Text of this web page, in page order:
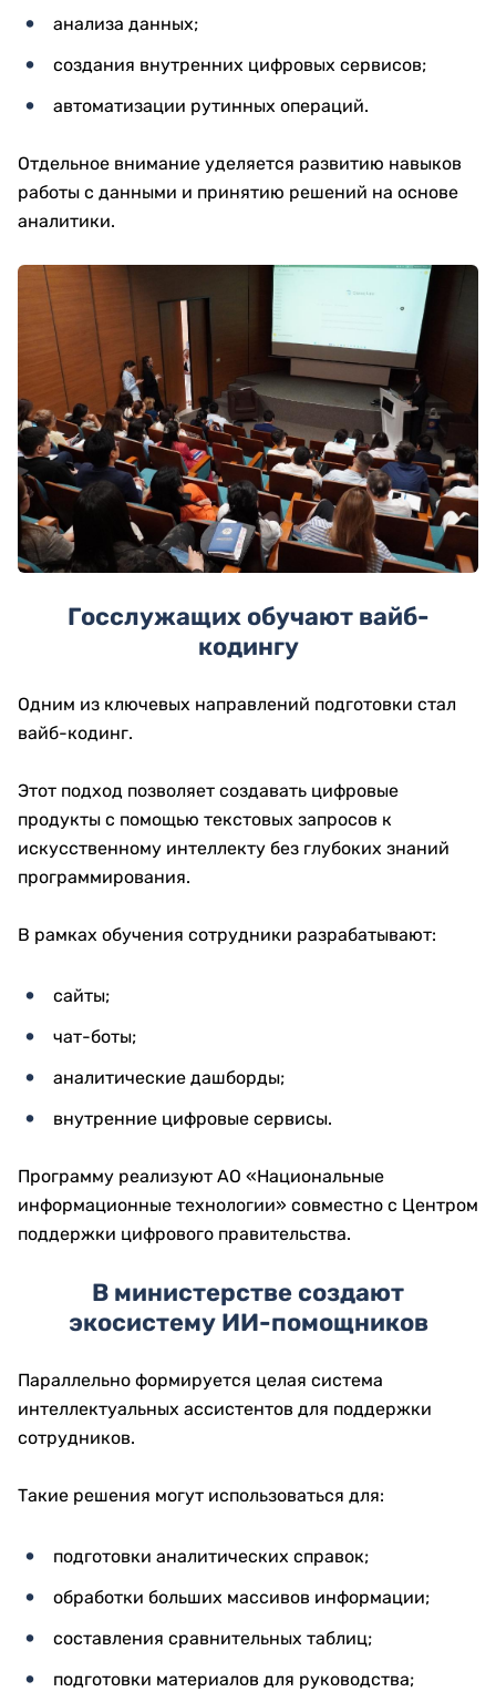
анализа данных;
создания внутренних цифровых сервисов;
автоматизации рутинных операций.
Отдельное внимание уделяется развитию навыков
работы с данными и принятию решений на основе
аналитики.
Госслужащих обучают вайб-
кодингу
Одним из ключевых направлений подготовки стал
вайб-кодинг.
Этот подход позволяет создавать цифровые
продукты с помощью текстовых запросов к
искусственному интеллекту без глубоких знаний
программирования.
В рамках обучения сотрудники разрабатывают:
сайты;
чат-боты;
аналитические дашборды;
внутренние цифровые сервисы.
Программу реализуют АО «Национальные
информационные технологии» совместно с Центром
поддержки цифрового правительства.
В министерстве создают
экосистему ИИ-помощников
Параллельно формируется целая система
интеллектуальных ассистентов для поддержки
сотрудников.
Такие решения могут использоваться для:
подготовки аналитических справок;
обработки больших массивов информации;
составления сравнительных таблиц;
подготовки материалов для руководства;